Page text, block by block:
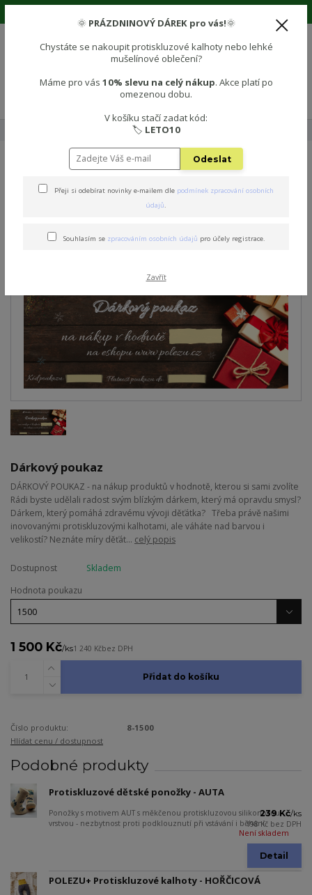
Dárkový poukaz - v hodnotě 1500 Kč
Dárkový poukaz - v hodnotě
1500 Kč
Dárkový poukaz
DÁRKOVÝ POUKAZ - na nákup produktů v hodnotě, kterou si sami zvolíte
Rádi byste udělali radost svým blízkým dárkem, který má opravdu smysl?
Dárkem, který pomáhá zdravému vývoji děťátka? Třeba právě našimi
inovovanými protiskluzovými kalhotami, ale váháte nad barvou i
velikostí? Neznáte míry děťát... celý popis
Dostupnost
Skladem
Hodnota poukazu
1 500 Kč/ks1 240 Kčbez DPH
Přidat do košíku
Číslo produktu:
8-1500
Hlídat cenu / dostupnost
Podobné produkty
Protiskluzové dětské ponožky - AUTA
Ponožky s motivem AUT s měkčenou protiskluzovou silikonovou
vrstvou - nezbytnost proti podklouznutí při vstávání i běhání.
239 Kč/ks
198 Kč bez DPH
Není skladem
Detail
POLEZU+ Protiskluzové kalhoty - HOŘČICOVÁ
🌞 PRÁZDNINOVÝ DÁREK pro vás!🌞
Chystáte se nakoupit protiskluzové kalhoty nebo lehké
mušelínové oblečení?
Máme pro vás 10% slevu na celý nákup. Akce platí po
omezenou dobu.
V košíku stačí zadat kód:
🏷️ LETO10
Odeslat
Přeji si odebírat novinky e-mailem dle podmínek zpracování osobních
údajů.
Souhlasím se zpracováním osobních údajů pro účely registrace.
Zavřít